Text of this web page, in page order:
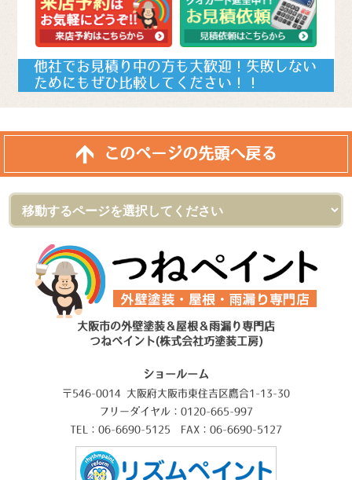
他社でお見積り中の方も大歓迎！失敗しない
ためにもぜひ比較してください！！
このページの先頭へ戻る
大阪市の外壁塗装＆屋根＆雨漏り専門店
つねペイント(株式会社巧塗装工房)
ショールーム
〒546-0014 大阪府大阪市東住吉区鷹合1-13-30
フリーダイヤル：0120-665-997
TEL：06-6690-5125 FAX：06-6690-5127